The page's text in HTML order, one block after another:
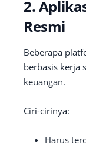
2.
Resmi
Beberapa
berbasis kerja
keuangan.
Ciri-cirinya:
Harus